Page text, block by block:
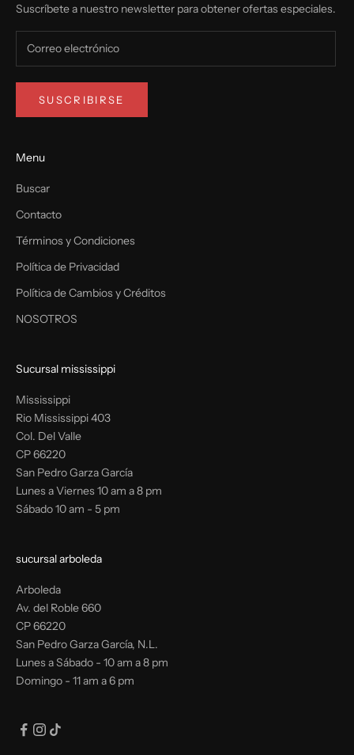
Suscríbete a nuestro newsletter para obtener ofertas especiales.
SUSCRIBIRSE
Menu
Buscar
Contacto
Términos y Condiciones
Política de Privacidad
Política de Cambios y Créditos
NOSOTROS
Sucursal mississippi
Mississippi
Rio Mississippi 403
Col. Del Valle
CP 66220
San Pedro Garza García
Lunes a Viernes 10 am a 8 pm
Sábado 10 am - 5 pm
sucursal arboleda
Arboleda
Av. del Roble 660
CP 66220
San Pedro Garza García, N.L.
Lunes a Sábado - 10 am a 8 pm
Domingo - 11 am a 6 pm